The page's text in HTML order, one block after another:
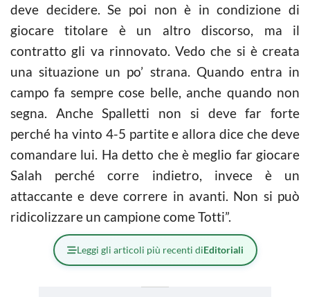
deve decidere. Se poi non è in condizione di
giocare titolare è un altro discorso, ma il
contratto gli va rinnovato. Vedo che si è creata
una situazione un po’ strana. Quando entra in
campo fa sempre cose belle, anche quando non
segna. Anche Spalletti non si deve far forte
perché ha vinto 4-5 partite e allora dice che deve
comandare lui. Ha detto che è meglio far giocare
Salah perché corre indietro, invece è un
attaccante e deve correre in avanti. Non si può
ridicolizzare un campione come Totti”.
Leggi gli articoli più recenti diEditoriali